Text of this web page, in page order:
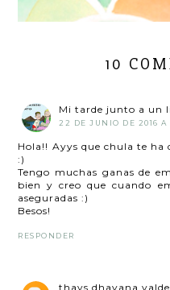
10
Mi tarde junto a un
22 DE JUNIO DE 2016 A
Hola!! Ayys que chula te ha
:)
Tengo muchas ganas de
bien y creo que cuando
aseguradas :)
Besos!
RESPONDER
thays dhayana